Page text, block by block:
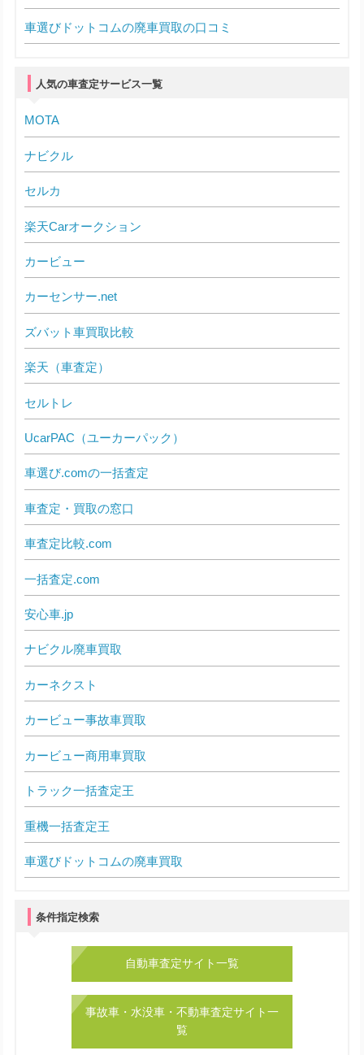
車選びドットコムの廃車買取の口コミ
人気の車査定サービス一覧
MOTA
ナビクル
セルカ
楽天Carオークション
カービュー
カーセンサー.net
ズバット車買取比較
楽天（車査定）
セルトレ
UcarPAC（ユーカーパック）
車選び.comの一括査定
車査定・買取の窓口
車査定比較.com
一括査定.com
安心車.jp
ナビクル廃車買取
カーネクスト
カービュー事故車買取
カービュー商用車買取
トラック一括査定王
重機一括査定王
車選びドットコムの廃車買取
条件指定検索
自動車査定サイト一覧
事故車・水没車・不動車査定サイト一
覧